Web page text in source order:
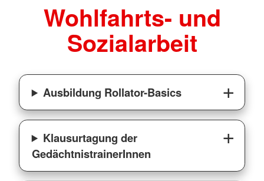
Wohlfahrts- und
Sozialarbeit
Ausbildung Rollator-Basics
Klausurtagung der
GedächtnistrainerInnen